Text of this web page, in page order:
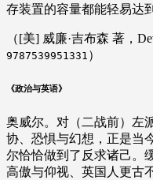
存装置的容量都能轻易达
（[美] 威廉·吉布森 著，
9787539951331 ）
《政治与英语》
奥威尔。对（二战前）左
协、恐惧与幻想，正是当
尔恰恰做到了反求诸己。
高傲与仰视、英国人更古